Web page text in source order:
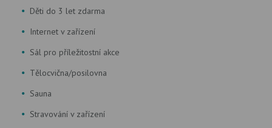
Děti do 3 let zdarma
Internet v zařízení
Sál pro příležitostní akce
Tělocvična/posilovna
Sauna
Stravování v zařízení